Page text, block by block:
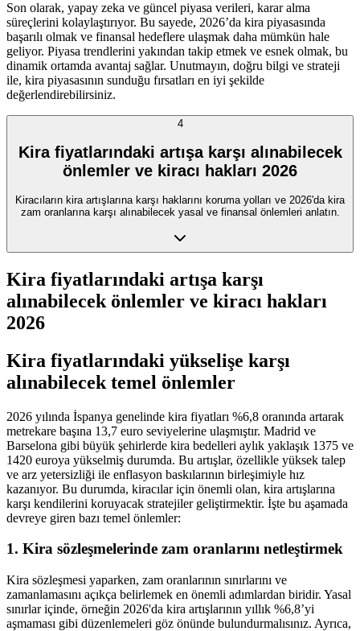
Son olarak, yapay zeka ve güncel piyasa verileri, karar alma
süreçlerini kolaylaştırıyor. Bu sayede, 2026’da kira piyasasında
başarılı olmak ve finansal hedeflere ulaşmak daha mümkün hale
geliyor. Piyasa trendlerini yakından takip etmek ve esnek olmak, bu
dinamik ortamda avantaj sağlar. Unutmayın, doğru bilgi ve strateji
ile, kira piyasasının sunduğu fırsatları en iyi şekilde
değerlendirebilirsiniz.
4
Kira fiyatlarındaki artışa karşı alınabilecek
önlemler ve kiracı hakları 2026
Kiracıların kira artışlarına karşı haklarını koruma yolları ve 2026'da kira
zam oranlarına karşı alınabilecek yasal ve finansal önlemleri anlatın.
Kira fiyatlarındaki artışa karşı
alınabilecek önlemler ve kiracı hakları
2026
Kira fiyatlarındaki yükselişe karşı
alınabilecek temel önlemler
2026 yılında İspanya genelinde kira fiyatları %6,8 oranında artarak
metrekare başına 13,7 euro seviyelerine ulaşmıştır. Madrid ve
Barselona gibi büyük şehirlerde kira bedelleri aylık yaklaşık 1375 ve
1420 euroya yükselmiş durumda. Bu artışlar, özellikle yüksek talep
ve arz yetersizliği ile enflasyon baskılarının birleşimiyle hız
kazanıyor. Bu durumda, kiracılar için önemli olan, kira artışlarına
karşı kendilerini koruyacak stratejiler geliştirmektir. İşte bu aşamada
devreye giren bazı temel önlemler:
1. Kira sözleşmelerinde zam oranlarını netleştirmek
Kira sözleşmesi yaparken, zam oranlarının sınırlarını ve
zamanlamasını açıkça belirlemek en önemli adımlardan biridir. Yasal
sınırlar içinde, örneğin 2026'da kira artışlarının yıllık %6,8’yi
aşmaması gibi düzenlemeleri göz önünde bulundurmalısınız. Ayrıca,